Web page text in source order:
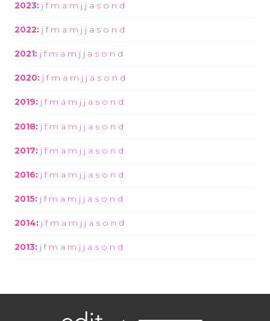
2023: j f m a m j j a s o n d
2022: j f m a m j j a s o n d
2021: j f m a m j j a s o n d
2020: j f m a m j j a s o n d
2019: j f m a m j j a s o n d
2018: j f m a m j j a s o n d
2017: j f m a m j j a s o n d
2016: j f m a m j j a s o n d
2015: j f m a m j j a s o n d
2014: j f m a m j j a s o n d
2013: j f m a m j j a s o n d